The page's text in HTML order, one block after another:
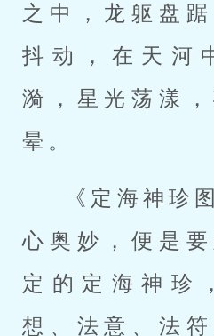
之中，龙躯盘
抖动，在天河
漪，星光荡漾
晕。
《定海神珍
心奥妙，便是
定的定海神珍
想、法意、法符